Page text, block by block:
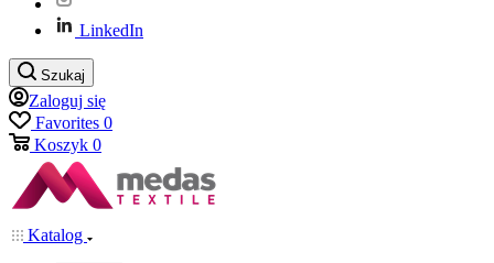
LinkedIn
Szukaj
Zaloguj się
Favorites 0
Koszyk 0
Katalog